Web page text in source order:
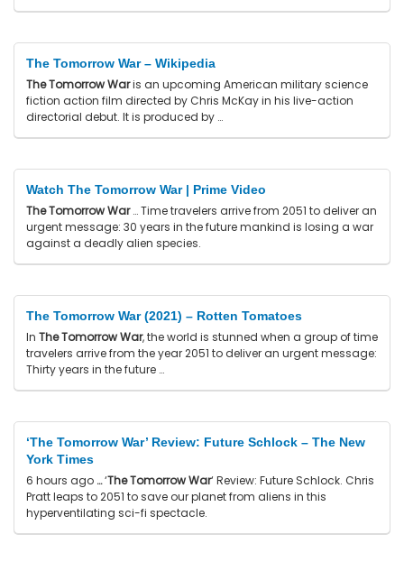
The Tomorrow War – Wikipedia
The Tomorrow Waris an upcoming American military science
fiction action film directed by Chris McKay in his live-action
directorial debut. It is produced by …
Watch The Tomorrow War | Prime Video
The Tomorrow War… Time travelers arrive from 2051 to deliver an
urgent message: 30 years in the future mankind is losing a war
against a deadly alien species.
The Tomorrow War (2021) – Rotten Tomatoes
In The Tomorrow War, the world is stunned when a group of time
travelers arrive from the year 2051 to deliver an urgent message:
Thirty years in the future …
‘The Tomorrow War’ Review: Future Schlock – The New
York Times
6 hours ago …‘The Tomorrow War‘ Review: Future Schlock. Chris
Pratt leaps to 2051 to save our planet from aliens in this
hyperventilating sci-fi spectacle.